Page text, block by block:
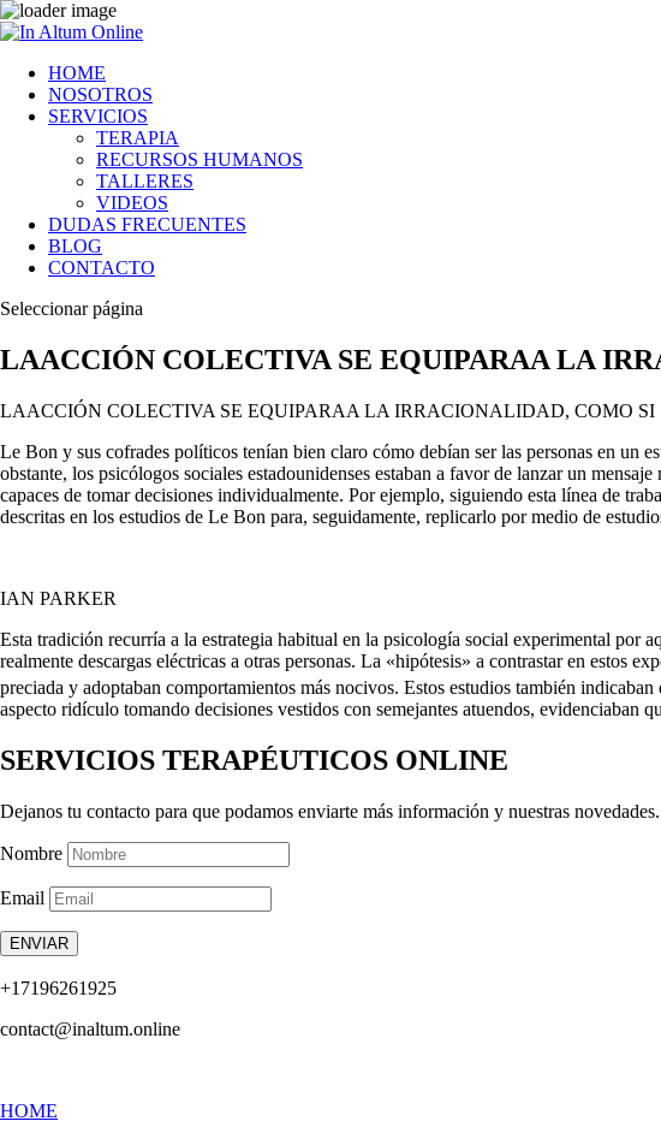
HOME
NOSOTROS
SERVICIOS
TERAPIA
RECURSOS HUMANOS
TALLERES
VIDEOS
DUDAS FRECUENTES
BLOG
CONTACTO
Seleccionar página
LAACCIÓN COLECTIVA SE EQUIPARAA LA
LAACCIÓN COLECTIVA SE EQUIPARAA LA IRRACIONALIDAD, COMO SI
Le Bon y sus cofrades políticos tenían bien claro cómo debían ser las personas en
obstante, los psicólogos sociales estadounidenses estaban a favor de lanzar un
capaces de tomar decisiones indivi­dualmente. Por ejemplo, siguiendo esta línea de
descritas en los estudios de Le Bon para, seguidamente, replicarlo por medio de
IAN PARKER
Esta tradición recurría a la estrategia habitual en la psicología social experimental por
realmente descargas eléctricas a otras personas. La «hipótesis» a contrastar en estos
preciada y adoptaban comportamien­tos más nocivos. Estos estudios también
aspecto ridículo tomando deci­siones vestidos con semejantes atuendos, evidenciaban
SERVICIOS TERAPÉUTICOS ONLINE
Dejanos tu contacto para que podamos enviarte más información y nuestras novedades.
Nombre
Email
ENVIAR
+17196261925
contact@inaltum.online
HOME